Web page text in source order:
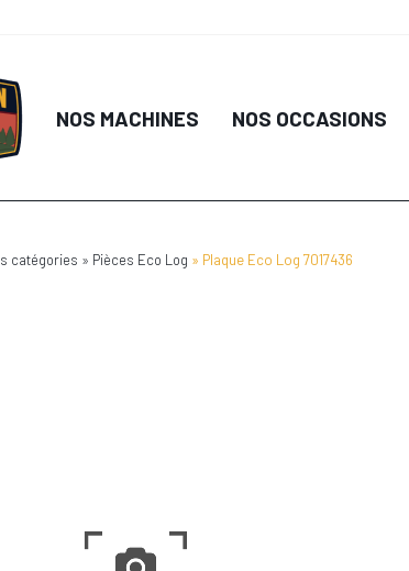
NOS MACHINES NOS OCCASIONS
catégories Pièces Eco Log Plaque Eco Log 7017436